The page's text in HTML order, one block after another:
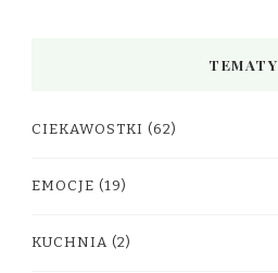
TEMATY
CIEKAWOSTKI (62)
EMOCJE (19)
KUCHNIA (2)